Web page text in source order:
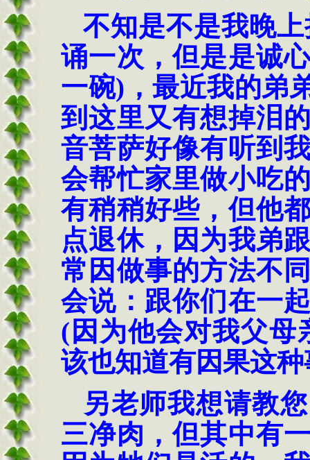
不知是不是我晚
诵一次，但是是诚
一碗) ，最近我的弟
到这里又有想掉泪
音菩萨好像有听到
会帮忙家里做小吃
有稍稍好些，但他
点退休，因为我弟
常因做事的方法不
会说：跟你们在一
( 因为他会对我父母
该也知道有因果这
另老师我想请教
三净肉，但其中有